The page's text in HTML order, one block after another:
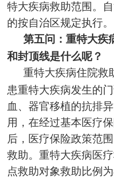
特大疾病救助范围。
的按自治区规定执行。
第五问：重特大疾
和封顶线是什么呢？
重特大疾病住院救
患重特大疾病发生的
血、器官移植的抗排
用，在经过基本医疗
后，医疗保险政策范
救助。重特大疾病医
点救助对象救助比例